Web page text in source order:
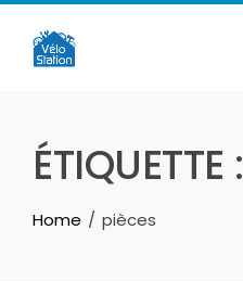
Skip
content
ÉTIQUETTE :
Home pièces